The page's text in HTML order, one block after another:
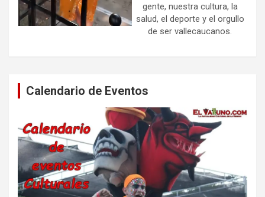
gente, nuestra cultura, la
salud, el deporte y el orgullo
de ser vallecaucanos.
Calendario de Eventos